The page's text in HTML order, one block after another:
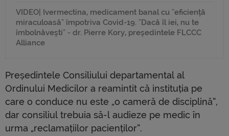
VIDEO| Ivermectina, medicament banal cu "eficiență
miraculoasă" împotriva Covid-19. "Dacă îl iei, nu te
îmbolnăvești" - dr. Pierre Kory, președintele FLCCC
Alliance
Președintele Consiliului departamental al
Ordinului Medicilor a reamintit că instituția pe
care o conduce nu este „o cameră de disciplină”,
dar consiliul trebuia să-l audieze pe medic în
urma „reclamațiilor pacienților”.